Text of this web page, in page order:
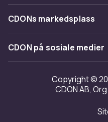
Tilbakekallinger
Varemerker
Om oss
Kundeanmeldelser
Jobbe på CDON
Investor relations
Tilgjengelighet
CDONs markedsplass
Merchant Help Center
CDON på sosiale medier
Copyright ©
CDON AB,